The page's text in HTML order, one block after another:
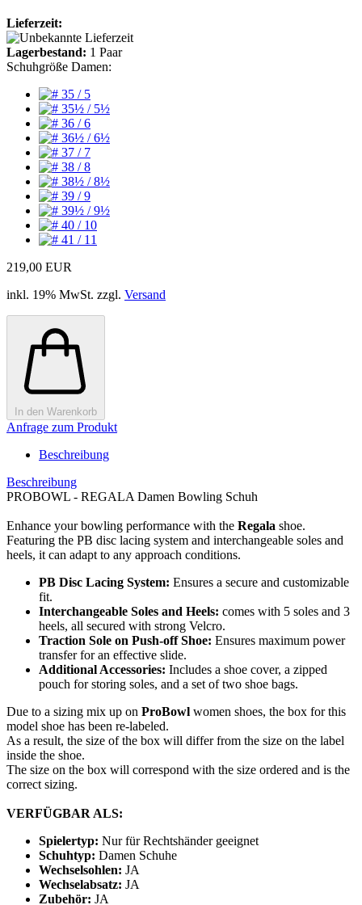
Lieferzeit:
Lagerbestand: 1 Paar
Schuhgröße Damen:
219,00 EUR
inkl. 19% MwSt. zzgl. Versand
In den Warenkorb
Anfrage zum Produkt
Beschreibung
Beschreibung
PROBOWL - REGALA Damen Bowling Schuh
Enhance your bowling performance with the Regala shoe.
Featuring the PB disc lacing system and interchangeable soles and
heels, it can adapt to any approach conditions.
PB Disc Lacing System: Ensures a secure and customizable
fit.
Interchangeable Soles and Heels: comes with 5 soles and 3
heels, all secured with strong Velcro.
Traction Sole on Push-off Shoe: Ensures maximum power
transfer for an effective slide.
Additional Accessories: Includes a shoe cover, a zipped
pouch for storing soles, and a set of two shoe bags.
Due to a sizing mix up on ProBowl women shoes, the box for this
model shoe has been re-labeled.
As a result, the size of the box will differ from the size on the label
inside the shoe.
The size on the box will correspond with the size ordered and is the
correct sizing.
VERFÜGBAR ALS:
Spielertyp: Nur für Rechtshänder geeignet
Schuhtyp: Damen Schuhe
Wechselsohlen: JA
Wechselabsatz: JA
Zubehör: JA